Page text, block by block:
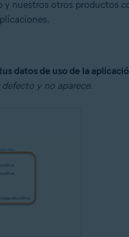
y nuestros otros productos
datos de uso de la
y no aparece.